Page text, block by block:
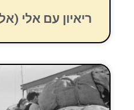
ריאיון עם אלי